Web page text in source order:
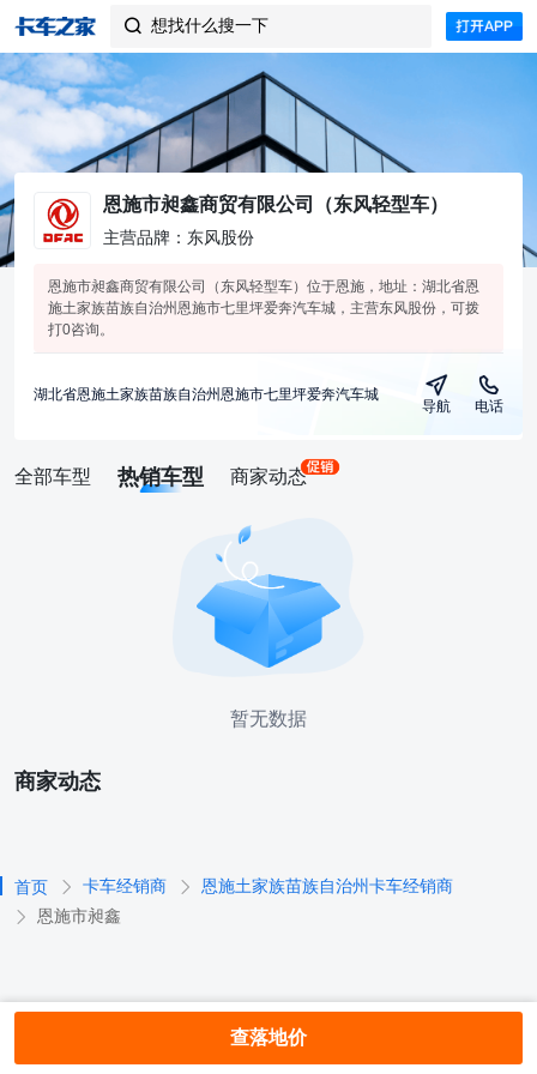
 想找什么搜一下
恩施市昶鑫商贸有限公司（东风轻型车）
主营品牌：东风股份
恩施市昶鑫商贸有限公司（东风轻型车）位于恩施，地址：湖北省恩
施土家族苗族自治州恩施市七里坪爱奔汽车城，主营东风股份，可拨
打0咨询。
湖北省恩施土家族苗族自治州恩施市七里坪爱奔汽车城
导航 电话
全部车型 热销车型 商家动态
暂无数据
商家动态
首页 卡车经销商
恩施土家族苗族自治州卡车经销商
恩施市昶鑫
查落地价